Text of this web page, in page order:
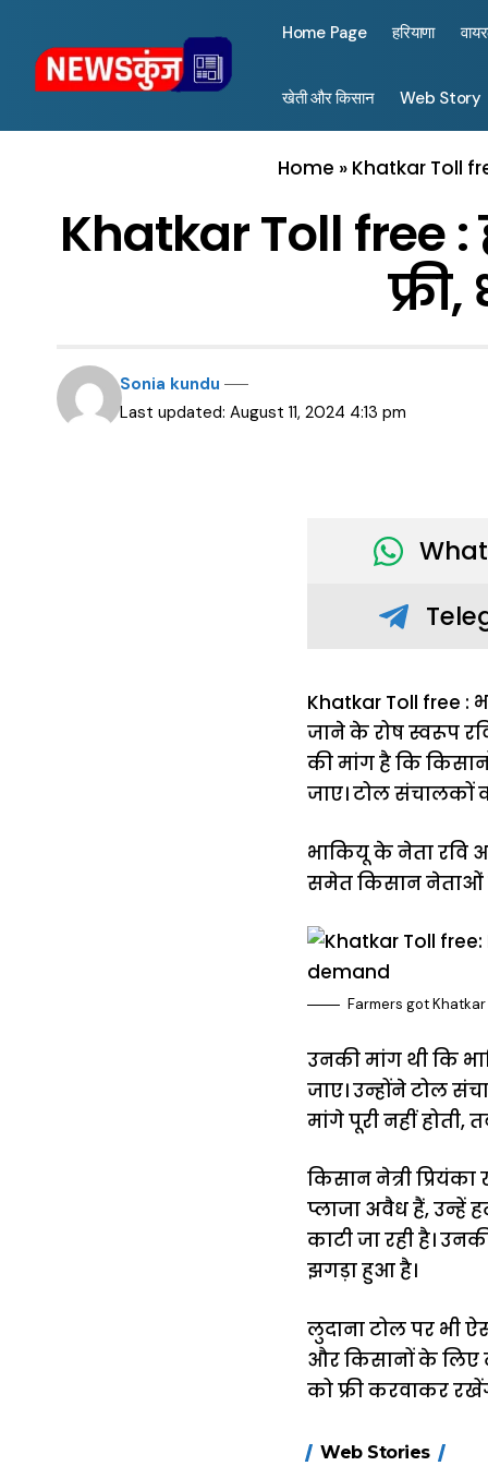
Home Page हरियाणा
खेती और किसान Web Story
Home » Khatkar Toll
Khatkar Toll free :
Last updated: August 11, 2024 4:13 pm
Sonia kundu
Khatkar Toll free :
जाने के रोष स्वरूप
की मांग है कि
जाए। टोल संचालकों
भाकियू के नेता रवि
समेत किसान नेताओं
Farmers got
उनकी मांग थी कि
जाए। उन्होंने टोल
मांगे पूरी नहीं होती,
किसान नेत्री
प्लाजा अवैध हैं, उन्हें
काटी जा रही है।
झगड़ा हुआ है।
लुदाना टोल पर भी
और किसानों के लिए
को फ्री करवाकर
Web Stories